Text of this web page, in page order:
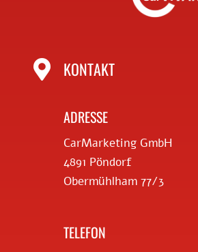
 KONTAKT
ADRESSE
CarMarketing GmbH
4891 Pöndorf
Obermühlham 77/3
TELEFON